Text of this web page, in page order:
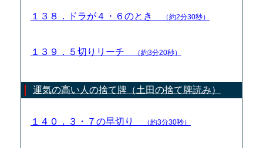
１３８．ドラが４・６のとき （約2分30秒）
１３９．５切りリーチ （約3分20秒）
運気の高い人の捨て牌（土田の捨て牌読み）
１４０．３・７の早切り （約3分30秒）